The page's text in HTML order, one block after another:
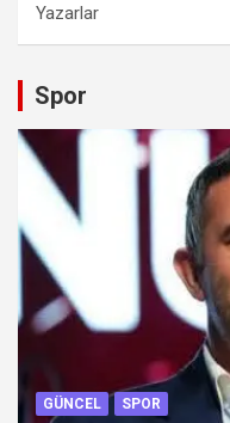
Yazarlar
Spor
GÜNCEL SPOR